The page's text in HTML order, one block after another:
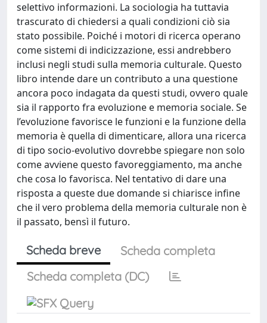
selettivo informazioni. La sociologia ha tuttavia
trascurato di chiedersi a quali condizioni ciò sia
stato possibile. Poiché i motori di ricerca operano
come sistemi di indicizzazione, essi andrebbero
inclusi negli studi sulla memoria culturale. Questo
libro intende dare un contributo a una questione
ancora poco indagata da questi studi, ovvero quale
sia il rapporto fra evoluzione e memoria sociale. Se
l’evoluzione favorisce le funzioni e la funzione della
memoria è quella di dimenticare, allora una ricerca
di tipo socio-evolutivo dovrebbe spiegare non solo
come avviene questo favoreggiamento, ma anche
che cosa lo favorisca. Nel tentativo di dare una
risposta a queste due domande si chiarisce infine
che il vero problema della memoria culturale non è
il passato, bensì il futuro.
Scheda breve
Scheda completa
Scheda completa (DC)